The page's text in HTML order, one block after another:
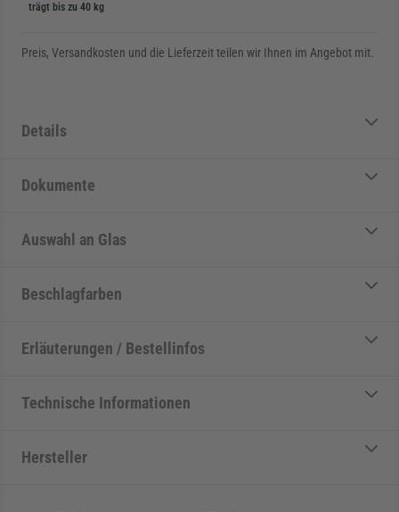
trägt bis zu 40 kg
Preis, Versandkosten und die Lieferzeit teilen wir Ihnen im Angebot mit.
Details
Dokumente
Auswahl an Glas
Beschlagfarben
Erläuterungen / Bestellinfos
Technische Informationen
Hersteller